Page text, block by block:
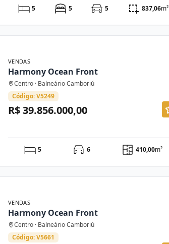
5 5 5 837,06m²
VENDAS
Harmony Ocean Front
Centro · Balneário Camboriú
Código: V5249
R$ 39.856.000,00
5 6 410,00m²
VENDAS
Harmony Ocean Front
Centro · Balneário Camboriú
Código: V5661